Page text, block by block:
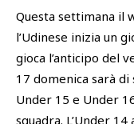
Questa settimana il
l’Udinese inizia un
gioca l’anticipo del
17 domenica sarà
Under 15 e Under
squadra. L’Under